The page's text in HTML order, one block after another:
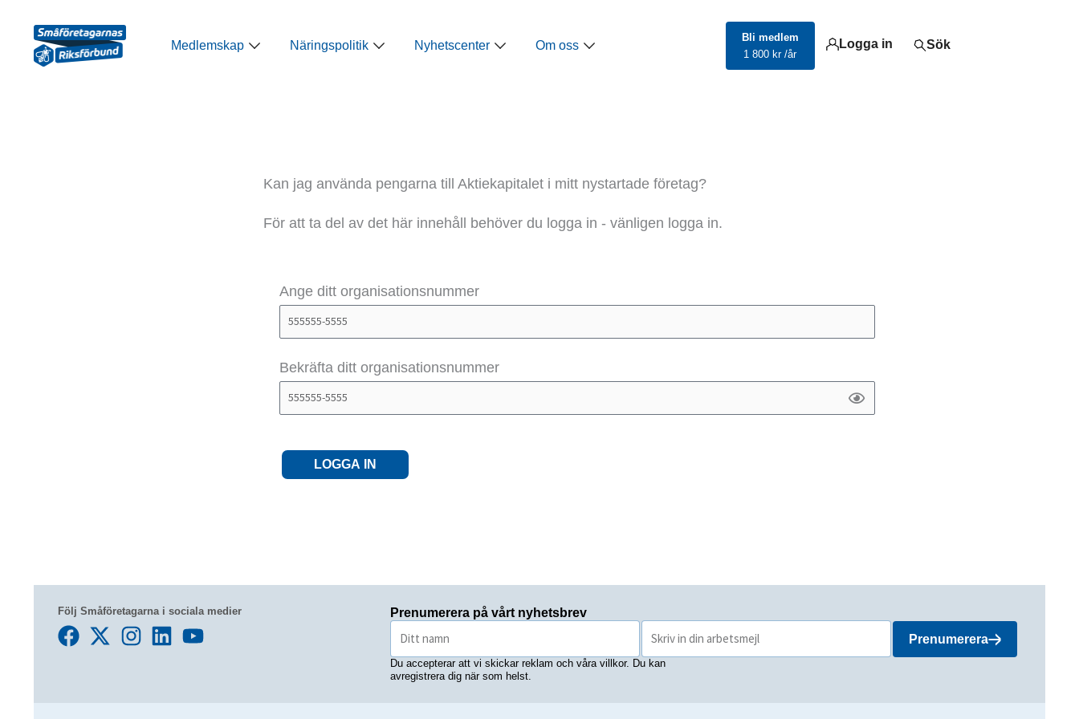
innehåll
Medlemskap Öppna Medlemskap
Näringspolitik Öppna Näringspolitik
Nyhetscenter Öppna Nyhetscenter
Om oss Öppna Om oss
Bli medlem
1 800 kr /år
Logga in Sök
Kan jag använda pengarna till Aktiekapitalet i mitt nystartade företag?
För att ta del av det här innehåll behöver du logga in - vänligen logga in.
Ange ditt organisationsnummer
Bekräfta ditt organisationsnummer
LOGGA IN
Följ Småföretagarna i sociala medier
Prenumerera på vårt nyhetsbrev
Prenumerera
Du accepterar att vi skickar reklam och våra villkor. Du kan
avregistrera dig när som helst.